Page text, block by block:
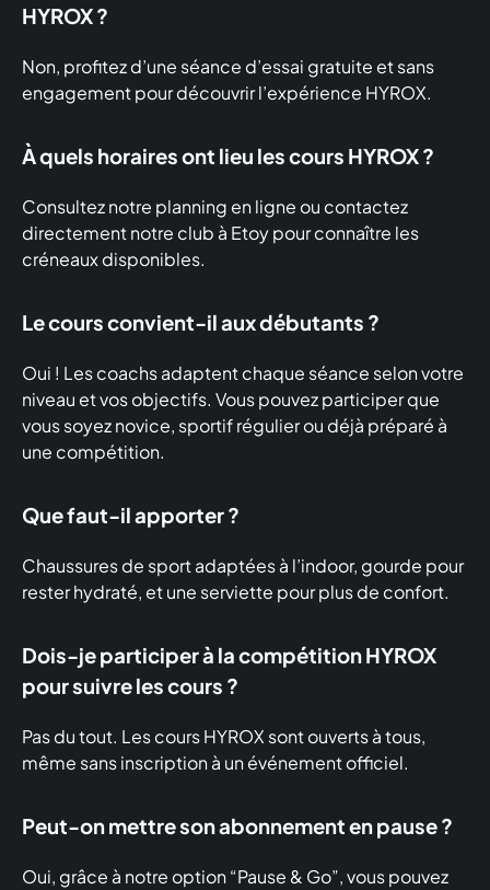
HYROX ?
Non, profitez d’une séance d’essai gratuite et sans
engagement pour découvrir l’expérience HYROX.
À quels horaires ont lieu les cours HYROX ?
Consultez notre planning en ligne ou contactez
directement notre club à Etoy pour connaître les
créneaux disponibles.
Le cours convient-il aux débutants ?
Oui ! Les coachs adaptent chaque séance selon votre
niveau et vos objectifs. Vous pouvez participer que
vous soyez novice, sportif régulier ou déjà préparé à
une compétition.
Que faut-il apporter ?
Chaussures de sport adaptées à l’indoor, gourde pour
rester hydraté, et une serviette pour plus de confort.
Dois-je participer à la compétition HYROX
pour suivre les cours ?
Pas du tout. Les cours HYROX sont ouverts à tous,
même sans inscription à un événement officiel.
Peut-on mettre son abonnement en pause ?
Oui, grâce à notre option “Pause & Go”, vous pouvez